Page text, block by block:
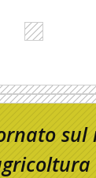
sul